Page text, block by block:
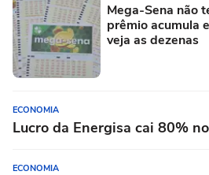
Mega-Sena não
prêmio acumula
veja as dezenas
ECONOMIA
Lucro da Energisa cai 80%
ECONOMIA